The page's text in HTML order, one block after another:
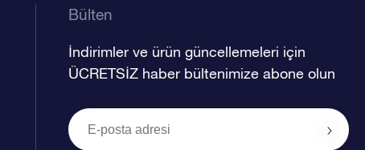
Bülten
İndirimler ve ürün güncellemeleri için
ÜCRETSİZ haber bültenimize abone olun